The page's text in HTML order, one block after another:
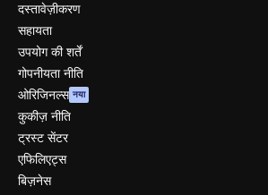
दस्तावेज़ीकरण
सहायता
उपयोग की शर्तें
गोपनीयता नीति
ओरिजिनल्स नया
कुकीज़ नीति
ट्रस्ट सेंटर
एफिलिएट्स
बिज़नेस